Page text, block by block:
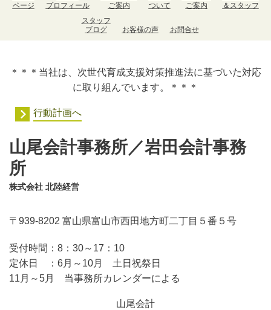
ページ
プロフィール
ご案内
ついて
ご案内
＆スタッフ
スタッフ
ブログ
お客様の声 お問合せ
＊＊＊当社は、次世代育成支援対策推進法に基づいた対応
に取り組んでいます。＊＊＊
行動計画へ
山尾会計事務所／岩田会計事務
所
株式会社 北陸経営
〒939-8202 富山県富山市西田地方町二丁目５番５号
受付時間： 8：30～17：10
定休日 ： 6月～10月 土日祝祭日
11月～5月 当事務所カレンダーによる
山尾会計